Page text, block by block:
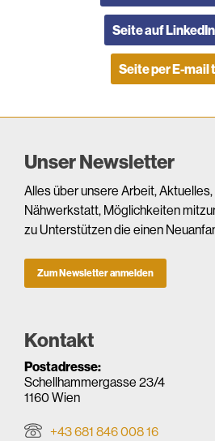
Seite auf
Seite per E-mail
Unser Newsletter
Alles über unsere Arbeit,
Nähwerkstatt, Möglichkeiten
zu Unterstützen die einen
Zum Newsletter anmelden
Kontakt
Postadresse:
Schellhammergasse 23/4
1160 Wien
+43 681 846 008 16